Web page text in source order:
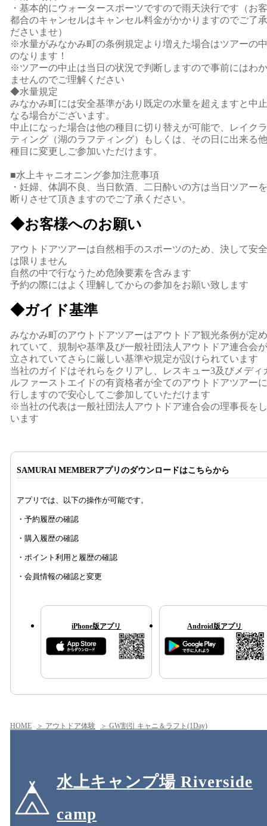
・基本的にウォータースポーツですので雨天決行です（お
都合のキャンセルはキャンセル料金がかかりますのでご了
ださいませ）
※水量がみなかみ町の条例規定より増えた場合はツアーの
のなります！
※ツアーの中止は当日の状況で判断しますので事前にはわ
ませんのでご理解ください
◆水量規定
みなかみ町には安全基準があり既定の水量を超えますと中
なる場合がございます。
中止になった場合は他の種目に切り替えが可能で、レイク
ティング（湖のラフティング）もしくは、その日に出来る
種目に変更しご参加いただけます。
■水上キャニオニング参加注意事項
・妊婦、体調不良、当日飲酒、二日酔いの方は当日ツアー
断りさせて頂きますのでご了承ください。
◆お客様へのお願い
アウトドアツアーは自然相手のスポーツのため、決して安
は限りません
自然の中で行なうため危険要素を含みます
予約の際にはよく理解してからの参加をお願い致します
◆ガイド基準
みなかみ町のアウトドアツアーはアウトドア観光条例が定
れていて、規制や基準及び一般社団法人アウトドア連合会
立されていてさらに厳しい基準や規定が設けられています
当社のガイドはそれらをクリアし、レスキュー3及びメディ
ルファーストエイドの有資格者が全てのアウトドアツアー
行しますので安心してご参加していただけます
※当社の代表は一般社団法人アウトドア連合会の理事長を
います
SAMURAI MEMBERアプリのダウンロードはこちらから
アプリでは、以下の操作が可能です。
・予約履歴の確認
・購入履歴の確認
・ポイント利用と履歴の確認
・会員情報の確認と変更
iPhone版アプリ Android版アプリ
HOME ＞ アウトドア体験 ＞ GW割引 キャニ＆ラフト(1Day)
水上キャンプ場 Riverside
camp